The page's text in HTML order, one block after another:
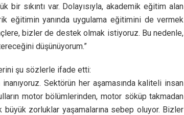
bir sıkıntı var. Dolayısıyla, akademik eğitim alan
eğitimin yanında uygulama eğitimini de vermek
bizler de destek olmak istiyoruz. Bu nedenle,
düşünüyorum.”
şu sözlerle ifade etti:
Sektörün her aşamasında kaliteli insan
motor bölümlerinden, motor söküp takmadan
büyük zorluklar yaşamalarına sebep oluyor. Bizler